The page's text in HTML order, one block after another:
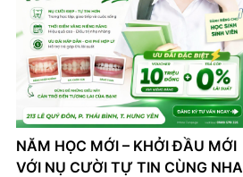
NĂM HỌC MỚI – KHỞI ĐẦU MỚI
VỚI NỤ CƯỜI TỰ TIN CÙNG NHA